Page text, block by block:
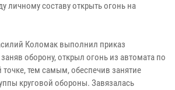
личному составу открыть огонь на
Коломак выполнил приказ
оборону, открыл огонь из автомата по
тем самым, обеспечив занятие
круговой обороны. Завязалась